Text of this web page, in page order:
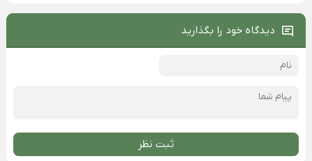
دیدگاه خود را بگذارید
ثبت نظر